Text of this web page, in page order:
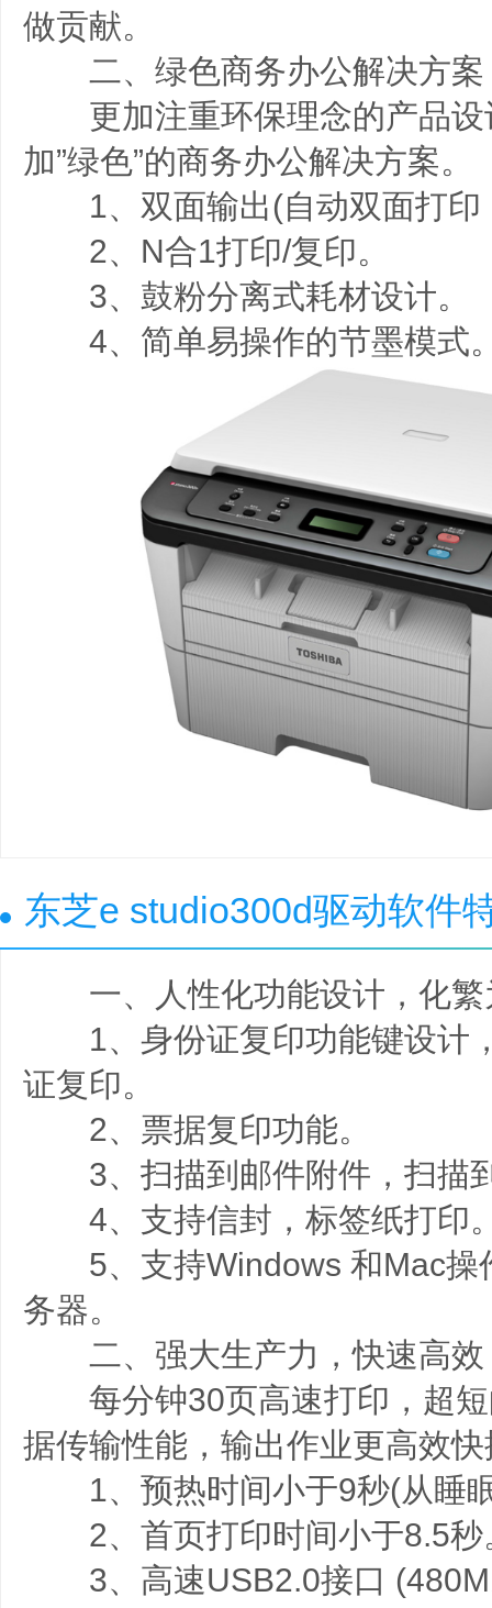
做贡献。
二、绿色商务办公解决方案
更加注重环保理念的产品设
加”绿色”的商务办公解决方案。
1、双面输出(自动双面打印
2、N合1打印/复印。
3、鼓粉分离式耗材设计。
4、简单易操作的节墨模式
东芝e studio300d驱动软件
一、人性化功能设计，化繁
1、身份证复印功能键设计
证复印。
2、票据复印功能。
3、扫描到邮件附件，扫描
4、支持信封，标签纸打印
5、支持Windows 和Mac操
务器。
二、强大生产力，快速高效
每分钟30页高速打印，超短
据传输性能，输出作业更高效
1、预热时间小于9秒(从睡
2、首页打印时间小于8.5秒
3、高速USB2.0接口